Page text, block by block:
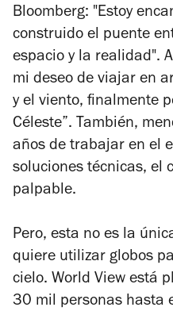
Bloomberg: "Estoy
construido el puente
espacio y la realidad".
mi deseo de viajar en
y el viento, finalmente
Céleste”. También,
años de trabajar en el
soluciones técnicas, el
palpable.
Pero, esta no es la
quiere utilizar globos
cielo. World View está
30 mil personas hasta